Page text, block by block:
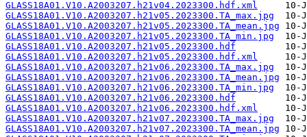
GLASS18A01.V10.A2003207.h21v04.2023300.hdf.xml
GLASS18A01.V10.A2003207.h21v05.2023300.TA_max.jpg
GLASS18A01.V10.A2003207.h21v05.2023300.TA_mean.jpg
GLASS18A01.V10.A2003207.h21v05.2023300.TA_min.jpg
GLASS18A01.V10.A2003207.h21v05.2023300.hdf
GLASS18A01.V10.A2003207.h21v05.2023300.hdf.xml
GLASS18A01.V10.A2003207.h21v06.2023300.TA_max.jpg
GLASS18A01.V10.A2003207.h21v06.2023300.TA_mean.jpg
GLASS18A01.V10.A2003207.h21v06.2023300.TA_min.jpg
GLASS18A01.V10.A2003207.h21v06.2023300.hdf
GLASS18A01.V10.A2003207.h21v06.2023300.hdf.xml
GLASS18A01.V10.A2003207.h21v07.2023300.TA_max.jpg
GLASS18A01.V10.A2003207.h21v07.2023300.TA_mean.jpg